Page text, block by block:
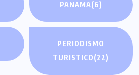
PANAMA(6)
PERIODISMO
TURISTICO(22)